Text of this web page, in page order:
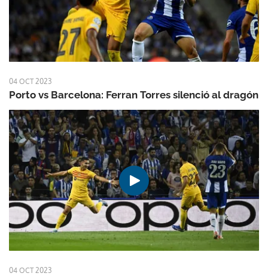
04 OCT 2023
Porto vs Barcelona: Ferran Torres silenció al dragón
04 OCT 2023